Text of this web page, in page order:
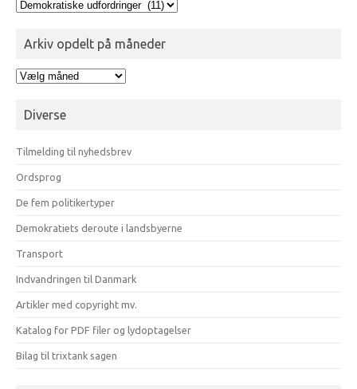
Kategorier
Arkiv opdelt på måneder
Arkiv
måneder
Diverse
Tilmelding til nyhedsbrev
Ordsprog
De fem politikertyper
Demokratiets deroute i landsbyerne
Transport
Indvandringen til Danmark
Artikler med copyright mv.
Katalog for PDF filer og lydoptagelser
Bilag til trixtank sagen